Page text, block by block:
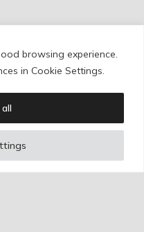
browsing experience.
in Cookie Settings.
/Legal Warning
Aguilar
Bonzo Estudio